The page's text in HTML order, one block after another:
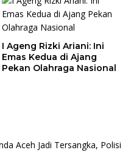
I Ageng Rizki Ariani: Ini
Emas Kedua di Ajang
Pekan Olahraga Nasional